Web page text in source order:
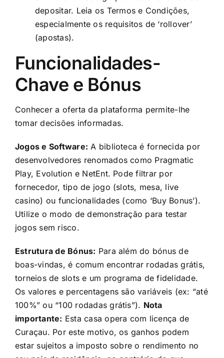
depositar. Leia os Termos e Condições,
especialmente os requisitos de ‘rollover’
(apostas).
Funcionalidades-
Chave e Bónus
Conhecer a oferta da plataforma permite-lhe
tomar decisões informadas.
Jogos e Software: A biblioteca é fornecida por
desenvolvedores renomados como Pragmatic
Play, Evolution e NetEnt. Pode filtrar por
fornecedor, tipo de jogo (slots, mesa, live
casino) ou funcionalidades (como ‘Buy Bonus’).
Utilize o modo de demonstração para testar
jogos sem risco.
Estrutura de Bónus: Para além do bónus de
boas-vindas, é comum encontrar rodadas grátis,
torneios de slots e um programa de fidelidade.
Os valores e percentagens são variáveis (ex: “até
100%” ou “100 rodadas grátis”). Nota
importante: Esta casa opera com licença de
Curaçau. Por este motivo, os ganhos podem
estar sujeitos a imposto sobre o rendimento no